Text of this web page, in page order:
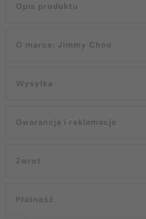
Opis produktu
O marce: Jimmy Choo
Wysyłka
Gwarancja i reklamacje
Zwrot
Płatność